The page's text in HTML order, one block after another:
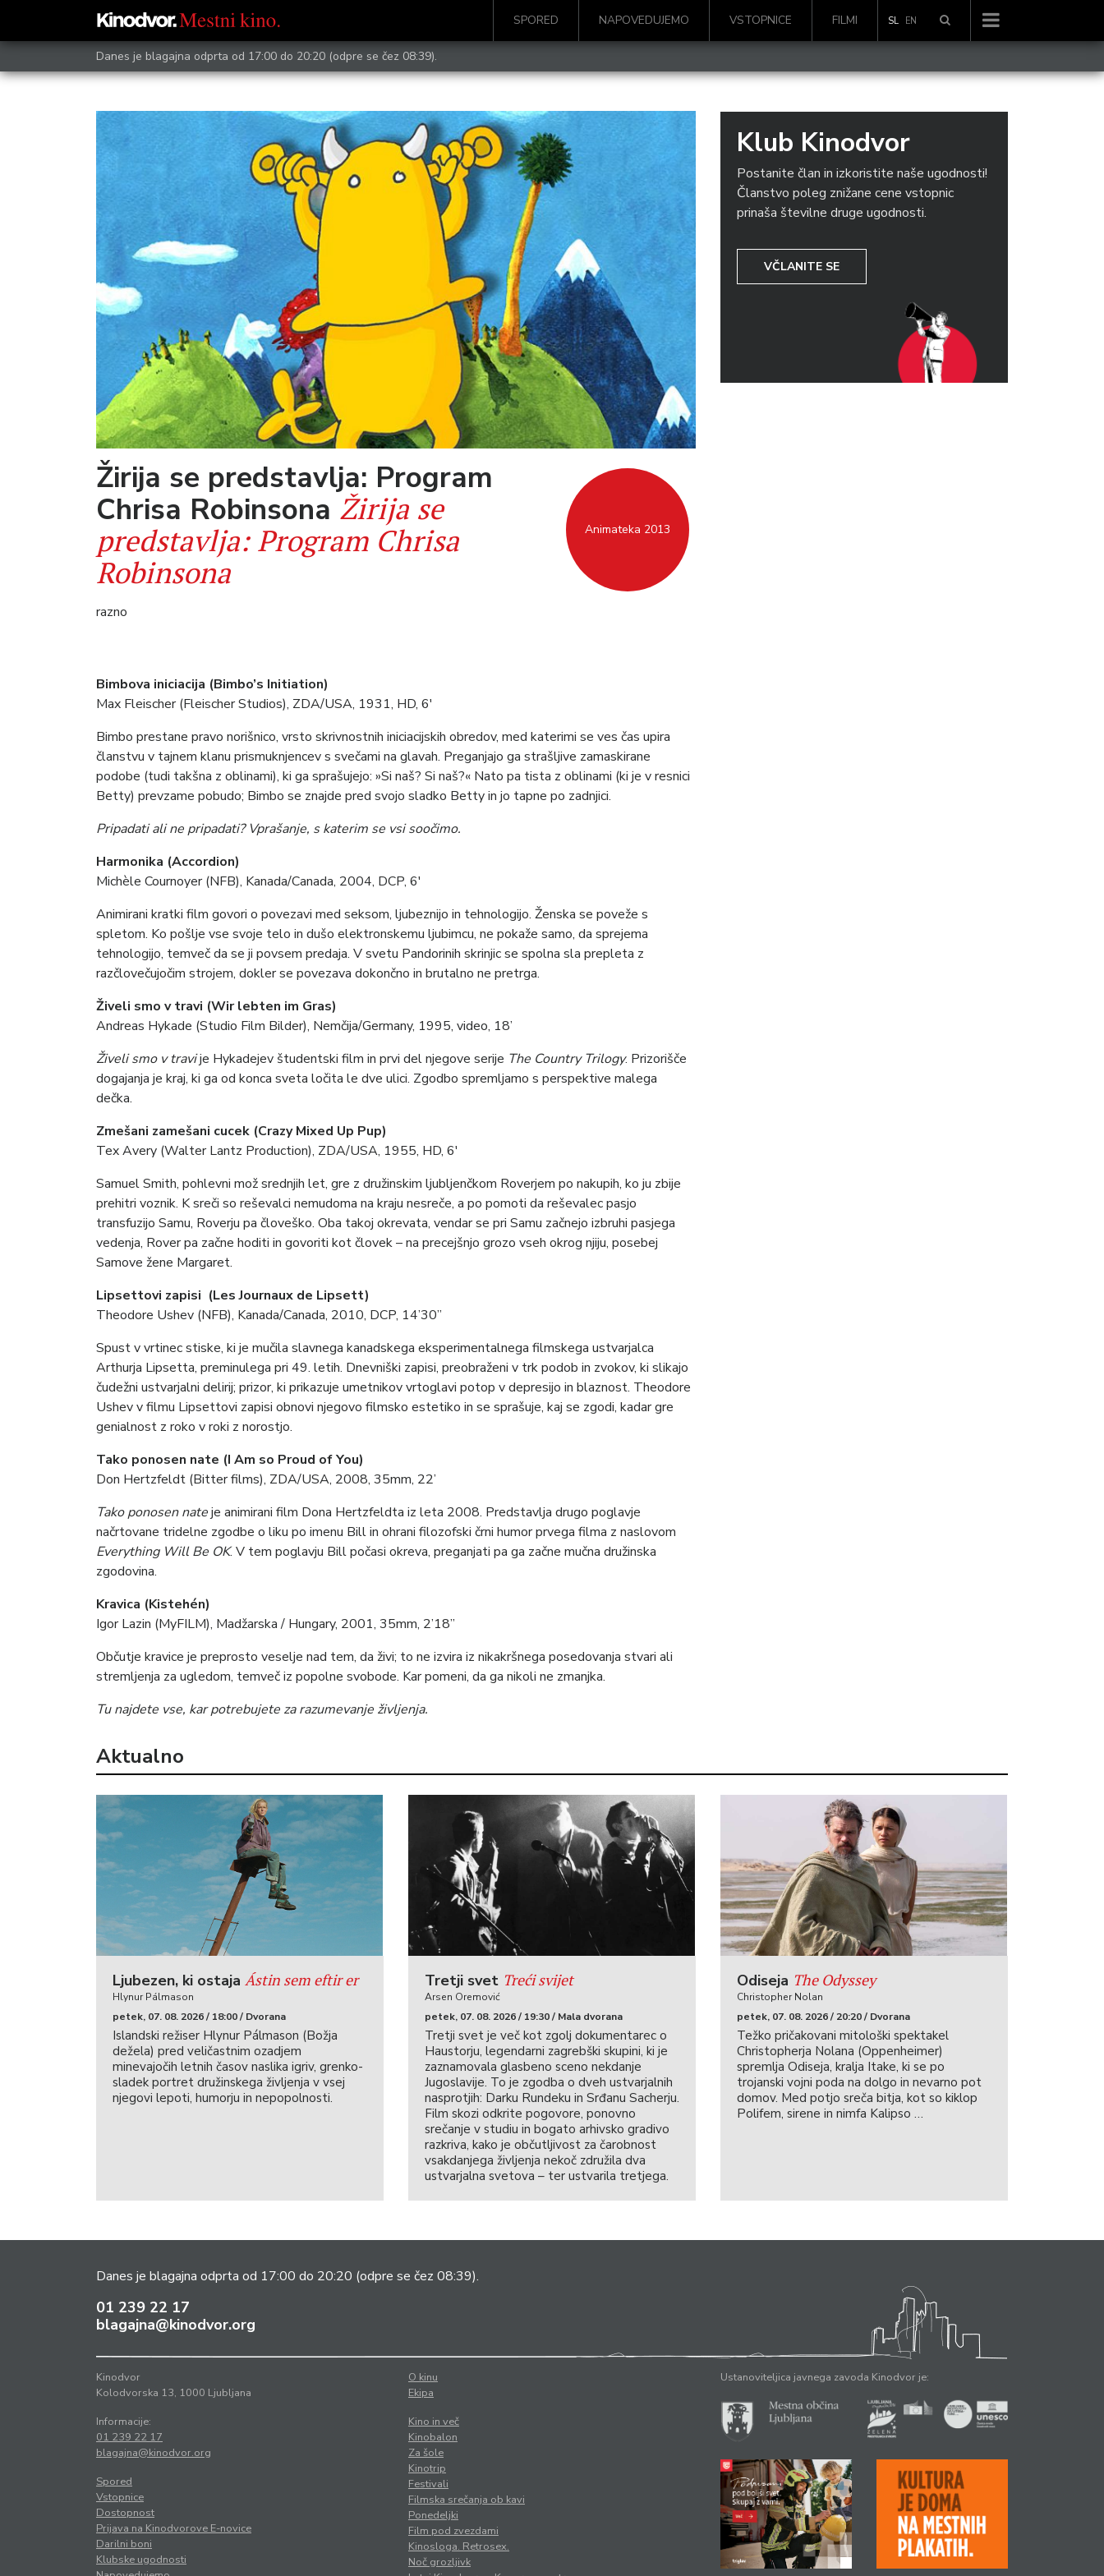
SPORED NAPOVEDUJEMO VSTOPNICE FILMI SL EN
Danes je blagajna odprta od 17:00 do 20:20 (odpre se čez 08:39).
Animateka 2013
Žirija se predstavlja: Program
Chrisa Robinsona Žirija se
predstavlja: Program Chrisa
Robinsona
razno
Bimbova iniciacija (Bimbo’s Initiation)
Max Fleischer (Fleischer Studios), ZDA/USA, 1931, HD, 6′
Bimbo prestane pravo norišnico, vrsto skrivnostnih iniciacijskih obredov, med katerimi se ves čas upira
članstvu v tajnem klanu prismuknjencev s svečami na glavah. Preganjajo ga strašljive zamaskirane
podobe (tudi takšna z oblinami), ki ga sprašujejo: »Si naš? Si naš?« Nato pa tista z oblinami (ki je v resnici
Betty) prevzame pobudo; Bimbo se znajde pred svojo sladko Betty in jo tapne po zadnjici.
Pripadati ali ne pripadati? Vprašanje, s katerim se vsi soočimo.
Harmonika (Accordion)
Michèle Cournoyer (NFB), Kanada/Canada, 2004, DCP, 6′
Animirani kratki film govori o povezavi med seksom, ljubeznijo in tehnologijo. Ženska se poveže s
spletom. Ko pošlje vse svoje telo in dušo elektronskemu ljubimcu, ne pokaže samo, da sprejema
tehnologijo, temveč da se ji povsem predaja. V svetu Pandorinih skrinjic se spolna sla prepleta z
razčlovečujočim strojem, dokler se povezava dokončno in brutalno ne pretrga.
Živeli smo v travi (Wir lebten im Gras)
Andreas Hykade (Studio Film Bilder), Nemčija/Germany, 1995, video, 18’
Živeli smo v travije Hykadejev študentski film in prvi del njegove serije The Country Trilogy. Prizorišče
dogajanja je kraj, ki ga od konca sveta ločita le dve ulici. Zgodbo spremljamo s perspektive malega
dečka.
Zmešani zamešani cucek (Crazy Mixed Up Pup)
Tex Avery (Walter Lantz Production), ZDA/USA, 1955, HD, 6′
Samuel Smith, pohlevni mož srednjih let, gre z družinskim ljubljenčkom Roverjem po nakupih, ko ju zbije
prehitri voznik. K sreči so reševalci nemudoma na kraju nesreče, a po pomoti da reševalec pasjo
transfuzijo Samu, Roverju pa človeško. Oba takoj okrevata, vendar se pri Samu začnejo izbruhi pasjega
vedenja, Rover pa začne hoditi in govoriti kot človek – na precejšnjo grozo vseh okrog njiju, posebej
Samove žene Margaret.
Lipsettovi zapisi (Les Journaux de Lipsett)
Theodore Ushev (NFB), Kanada/Canada, 2010, DCP, 14’30’’
Spust v vrtinec stiske, ki je mučila slavnega kanadskega eksperimentalnega filmskega ustvarjalca
Arthurja Lipsetta, preminulega pri 49. letih. Dnevniški zapisi, preobraženi v trk podob in zvokov, ki slikajo
čudežni ustvarjalni delirij; prizor, ki prikazuje umetnikov vrtoglavi potop v depresijo in blaznost. Theodore
Ushev v filmu Lipsettovi zapisi obnovi njegovo filmsko estetiko in se sprašuje, kaj se zgodi, kadar gre
genialnost z roko v roki z norostjo.
Tako ponosen nate (I Am so Proud of You)
Don Hertzfeldt (Bitter films), ZDA/USA, 2008, 35mm, 22’
Tako ponosennateje animirani film Dona Hertzfeldta iz leta 2008. Predstavlja drugo poglavje
načrtovane tridelne zgodbe o liku po imenu Bill in ohrani filozofski črni humor prvega filma z naslovom
Everything Will Be OK. V tem poglavju Bill počasi okreva, preganjati pa ga začne mučna družinska
zgodovina.
Kravica (Kistehén)
Igor Lazin (MyFILM), Madžarska / Hungary, 2001, 35mm, 2’18”
Občutje kravice je preprosto veselje nad tem, da živi; to ne izvira iz nikakršnega posedovanja stvari ali
stremljenja za ugledom, temveč iz popolne svobode. Kar pomeni, da ga nikoli ne zmanjka.
Tu najdete vse, kar potrebujete za razumevanje življenja.
Klub Kinodvor
Postanite član in izkoristite naše ugodnosti!
Članstvo poleg znižane cene vstopnic
prinaša številne druge ugodnosti.
VČLANITE SE
Aktualno
Ljubezen, ki ostaja Ástin sem eftir er
Hlynur Pálmason
petek, 07. 08. 2026 / 18:00 / Dvorana
Islandski režiser Hlynur Pálmason (Božja
dežela) pred veličastnim ozadjem
minevajočih letnih časov naslika igriv, grenko-
sladek portret družinskega življenja v vsej
njegovi lepoti, humorju in nepopolnosti.
Tretji svet Treći svijet
Arsen Oremović
petek, 07. 08. 2026 / 19:30 / Mala dvorana
Tretji svet je več kot zgolj dokumentarec o
Haustorju, legendarni zagrebški skupini, ki je
zaznamovala glasbeno sceno nekdanje
Jugoslavije. To je zgodba o dveh ustvarjalnih
nasprotjih: Darku Rundeku in Srđanu Sacherju.
Film skozi odkrite pogovore, ponovno
srečanje v studiu in bogato arhivsko gradivo
razkriva, kako je občutljivost za čarobnost
vsakdanjega življenja nekoč združila dva
ustvarjalna svetova – ter ustvarila tretjega.
Odiseja The Odyssey
Christopher Nolan
petek, 07. 08. 2026 / 20:20 / Dvorana
Težko pričakovani mitološki spektakel
Christopherja Nolana (Oppenheimer)
spremlja Odiseja, kralja Itake, ki se po
trojanski vojni poda na dolgo in nevarno pot
domov. Med potjo sreča bitja, kot so kiklop
Polifem, sirene in nimfa Kalipso …
Danes je blagajna odprta od 17:00 do 20:20 (odpre se čez 08:39).
01 239 22 17
blagajna@kinodvor.org
Kinodvor
Kolodvorska 13, 1000 Ljubljana
Informacije:
01 239 22 17
blagajna@kinodvor.org
Spored
Vstopnice
Dostopnost
Prijava na Kinodvorove E-novice
Darilni boni
Klubske ugodnosti
O kinu
Ekipa
Kino in več
Kinobalon
Za šole
Kinotrip
Festivali
Filmska srečanja ob kavi
Ponedeljki
Film pod zvezdami
Kinosloga. Retrosex.
Noč grozljivk
Ustanoviteljica javnega zavoda Kinodvor je: